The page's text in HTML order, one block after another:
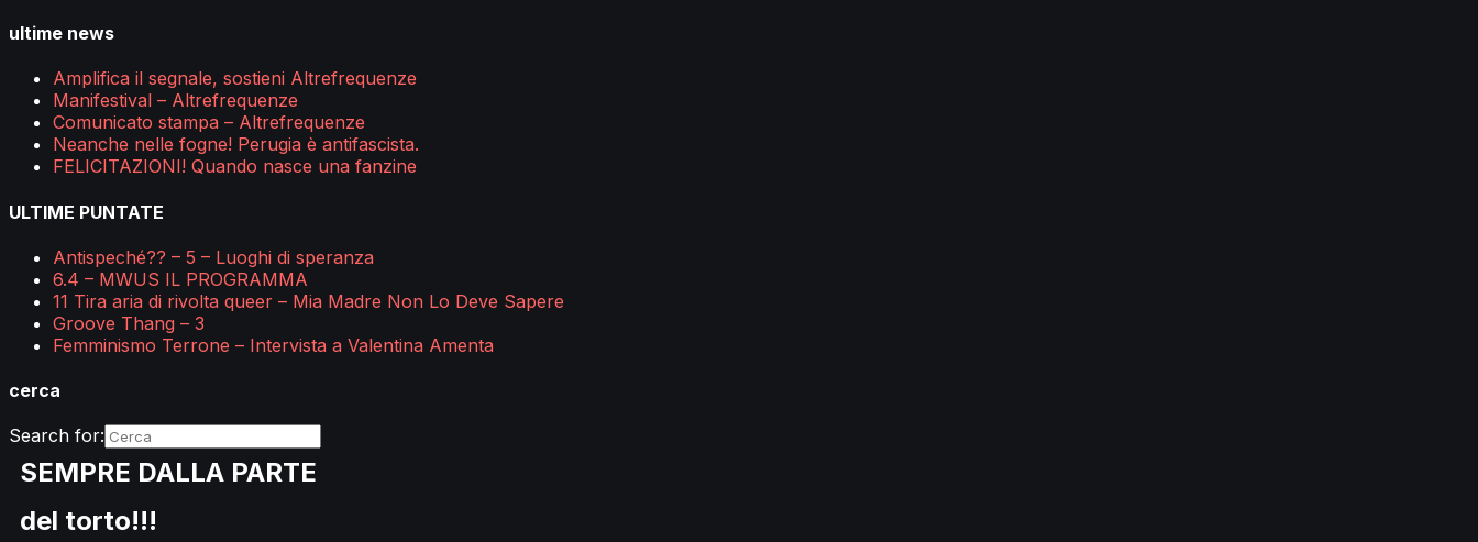
ultime news
Amplifica il segnale, sostieni Altrefrequenze
Manifestival – Altrefrequenze
Comunicato stampa – Altrefrequenze
Neanche nelle fogne! Perugia è antifascista.
FELICITAZIONI! Quando nasce una fanzine
ULTIME PUNTATE
Antispeché?? – 5 – Luoghi di speranza
6.4 – MWUS IL PROGRAMMA
11 Tira aria di rivolta queer – Mia Madre Non Lo Deve Sapere
Groove Thang – 3
Femminismo Terrone – Intervista a Valentina Amenta
cerca
Search for:
SEMPRE DALLA PARTE
del torto!!!